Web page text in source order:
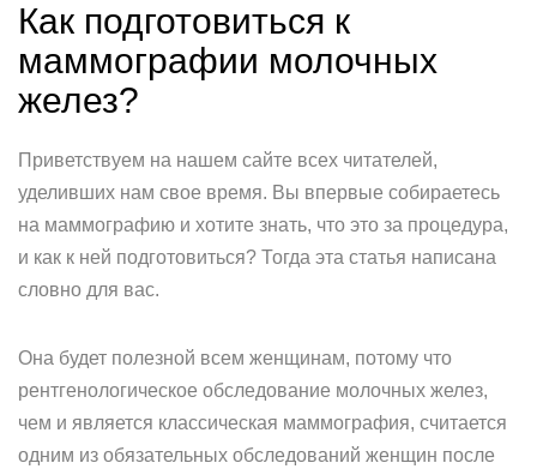
Как подготовиться к
маммографии молочных
желез?
Приветствуем на нашем сайте всех читателей,
уделивших нам свое время. Вы впервые собираетесь
на маммографию и хотите знать, что это за процедура,
и как к ней подготовиться? Тогда эта статья написана
словно для вас.
Она будет полезной всем женщинам, потому что
рентгенологическое обследование молочных желез,
чем и является классическая маммография, считается
одним из обязательных обследований женщин после